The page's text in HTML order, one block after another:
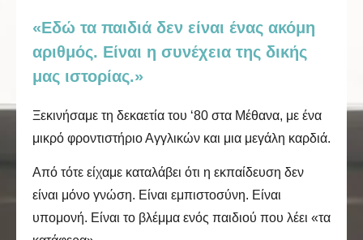
«Εδώ τα παιδιά δεν είναι ένας ακόμη
αριθμός. Είναι η συνέχεια της δικής
μας ιστορίας.»
Ξεκινήσαμε τη δεκαετία του ‘80 στα Μέθανα, με ένα
μικρό φροντιστήριο Αγγλικών και μια μεγάλη καρδιά.
Από τότε είχαμε καταλάβει ότι η εκπαίδευση δεν
είναι μόνο γνώση. Είναι εμπιστοσύνη. Είναι
υπομονή. Είναι το βλέμμα ενός παιδιού που λέει «τα